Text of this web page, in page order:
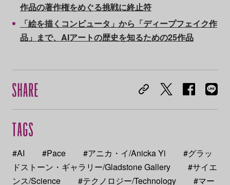
作品の著作権をめぐる挑戦に終止符
「絵を描くコンピュータ」から「ディープフェイク作
品」まで、AIアートの歴史を知るための25作品
#AI #Pace #アニカ・イ/Anicka Yi
#グラッ
ドストーン・ギャラリー/Gladstone Gallery
#サイエ
ンス/Science
#テクノロジー/Technology
#マー